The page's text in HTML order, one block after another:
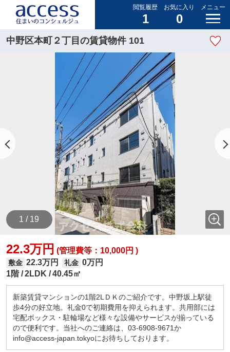
閲覧履歴
1
お気に入り
0
メニュー
中野区本町２丁目の賃貸物件 101
1 / 19
22.3万円 (管理費等：10,000円 )
敷金 22.3万円 礼金 0万円
1階 2LDK 40.45㎡
新築賃貸マンションの1階2LＤＫのご紹介です。中野坂上駅徒
歩4分の好立地。礼金0で初期費用を抑えられます。共用部には
宅配ボックス・駐輪場など様々な設備やサービスが揃っている
ので便利です。当社へのご連絡は、03-6908-9671か
info@access-japan.tokyoにお待ちしております。